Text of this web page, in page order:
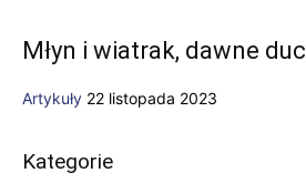
Młyn i wiatrak, dawne
Artykuły 22 listopada 2023
Kategorie